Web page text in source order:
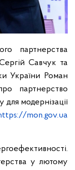
партнерства
Савчук та
України Роман
партнерство
модернізації
mon.gov.ua
у лютому